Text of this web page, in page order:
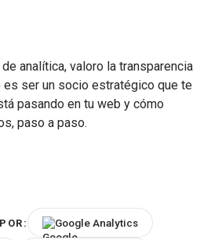
analítica, valoro la transparencia
ser un socio estratégico que te
pasando en tu web y cómo
paso a paso.
Google Analytics